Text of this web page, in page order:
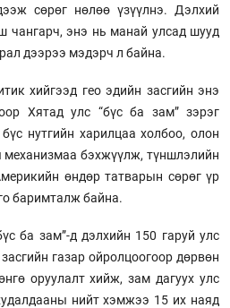
сөрөг нөлөө үзүүлнэ. Дэлхий
чангарч, энэ нь манай улсад шууд
дээрээ мэдэрч л байна.
хийгээд гео эдийн засгийн энэ
Хятад улс “бүс ба зам” зэрэг
нутгийн харилцаа холбоо, олон
бэхжүүлж, түншлэлийн
өндөр татварын сөрөг үр
баримталж байна.
ба зам”-д дэлхийн 150 гаруй улс
газар ойролцоогоор дөрвөн
оруулалт хийж, зам дагуух улс
нийт хэмжээ 15 их наяд